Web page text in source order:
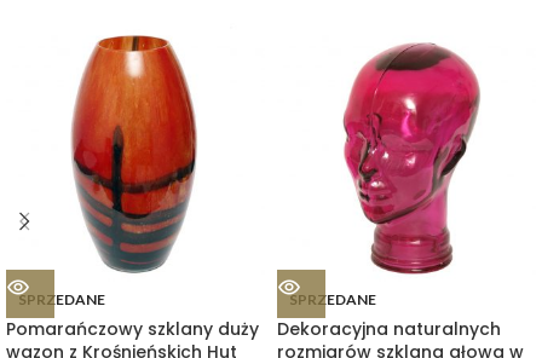
SPRZEDANE
Pomarańczowy szklany duży
wazon z Krośnieńskich Hut
SPRZEDANE
Dekoracyjna naturalnych
rozmiarów szklana głowa w